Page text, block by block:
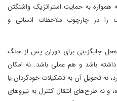
به حمایت استراتژیک واشنگتن
را در چارچوب ملاحظات انسانی و
جایگزینی برای دوران پس از جنگ
باشد و هم عملی باشد. نه امکان
نه تحویل آن به تشکیلات خودگردان یا
و نه طرح‌های انتقال کنترل به نیروهای